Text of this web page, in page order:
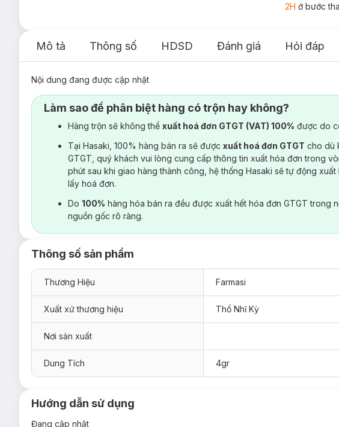
2H ở bước
Mô tả Thông số HDSD Đánh giá Hỏi đáp
Nội dung đang được cập nhật
Làm sao để phân biệt hàng có trộn hay không?
Hàng trộn sẽ không thể xuất hoá đơn GTGT (VAT) 100% được do
Tại Hasaki, 100% hàng bán ra sẽ được xuất hoá đơn GTGT cho dù
GTGT, quý khách vui lòng cung cấp thông tin xuất hóa đơn trong
phút sau khi giao hàng thành công, hệ thống Hasaki sẽ tự động
lấy hoá đơn.
Do 100% hàng hóa bán ra đều được xuất hết hóa đơn GTGT trong
nguồn gốc rõ ràng.
Thông số sản phẩm
Thương Hiệu Farmasi
Xuất xứ thương hiệu Thổ Nhĩ Kỳ
Nơi sản xuất
Dung Tích 4gr
Hướng dẫn sử dụng
Đang cập nhật